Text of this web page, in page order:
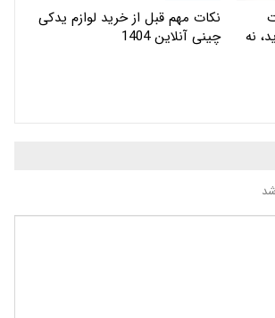
نه
نکات مهم قبل از خرید لوازم یدکی
چینی آنلاین 1404